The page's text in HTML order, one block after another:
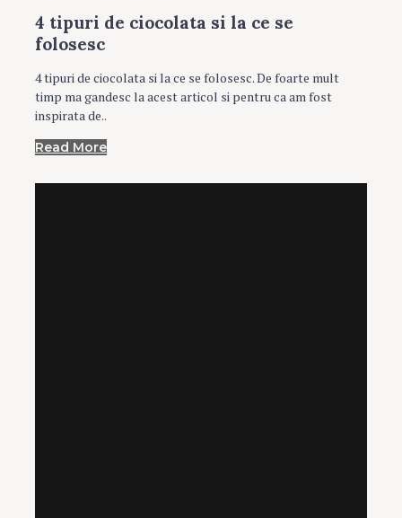
4 tipuri de ciocolata si la ce se
folosesc
4 tipuri de ciocolata si la ce se folosesc. De foarte mult
timp ma gandesc la acest articol si pentru ca am fost
inspirata de..
Read More